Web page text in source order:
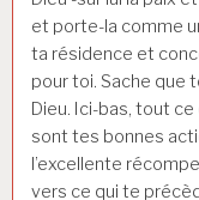
et porte-la comme
ta résidence et
pour toi. Sache que
Dieu. Ici-bas, tout ce
sont tes bonnes
l’excellente
vers ce qui te